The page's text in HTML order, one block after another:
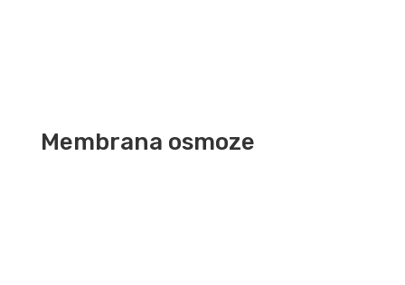
Membrana osmoze